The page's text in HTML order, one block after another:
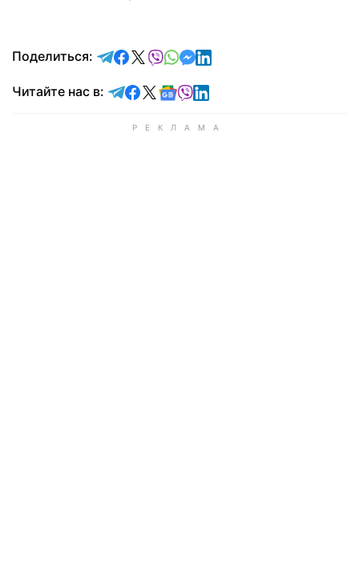
Поделиться: отправить в Telegram
поделиться в Facebook
поделиться в X
отправить в Viber
отправить в Whatsapp
отправить в Messenger
отправить в LinkedIn
Читайте нас в: Читайте в Telegram
Читайте в Facebook
Читайте в X
Читайте в Google news
Читайте в Viber
Читайте в LinkedIn